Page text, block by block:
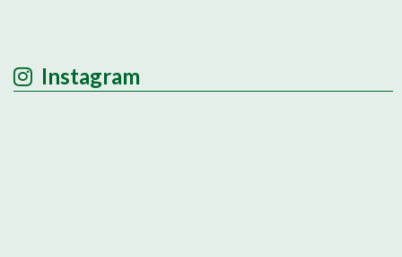
Instagram